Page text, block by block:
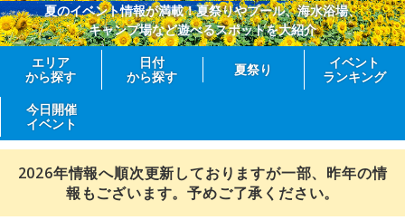
夏のイベント情報が満載！夏祭りやプール、海水浴場、
キャンプ場など遊べるスポットを大紹介
エリア
から探す
日付
から探す
夏祭り
イベント
ランキング
今日開催
イベント
2026年情報へ順次更新しておりますが一部、昨年の情
報もございます。予めご了承ください。